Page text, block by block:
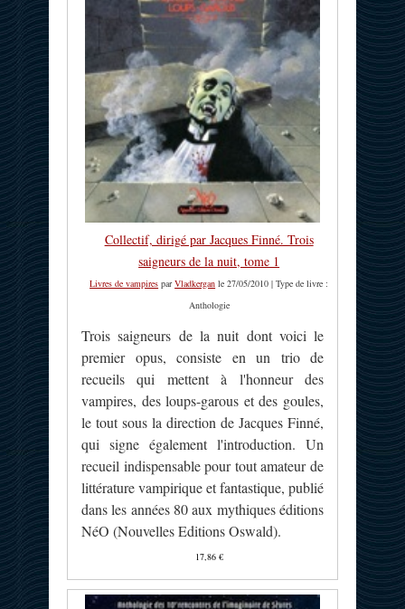
Collectif, dirigé par Jacques Finné. Trois
saigneurs de la nuit, tome 1
Livres de vampires parVladkergan le 27/05/2010 | Type de livre :
Anthologie
Trois saigneurs de la nuit dont voici le
premier opus, consiste en un trio de
recueils qui mettent à l'honneur des
vampires, des loups-garous et des goules,
le tout sous la direction de Jacques Finné,
qui signe également l'introduction. Un
recueil indispensable pour tout amateur de
littérature vampirique et fantastique, publié
dans les années 80 aux mythiques éditions
NéO (Nouvelles Editions Oswald).
17,86 €